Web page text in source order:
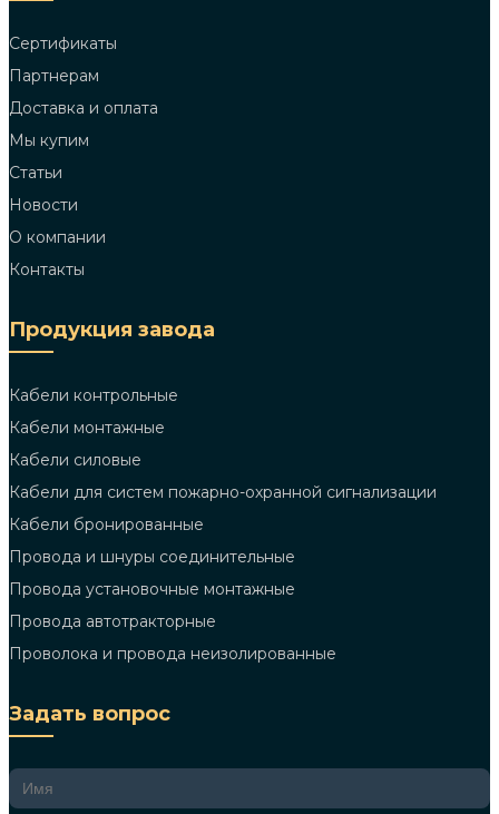
Сертификаты
Партнерам
Доставка и оплата
Мы купим
Статьи
Новости
О компании
Контакты
Продукция завода
Кабели контрольные
Кабели монтажные
Кабели силовые
Кабели для систем пожарно-охранной сигнализации
Кабели бронированные
Провода и шнуры соединительные
Провода установочные монтажные
Провода автотракторные
Проволока и провода неизолированные
Задать вопрос